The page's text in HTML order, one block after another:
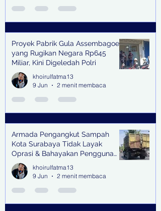
Proyek Pabrik Gula Assembagoes
yang Rugikan Negara Rp645
Miliar, Kini Digeledah Polri
khoirulfatma13
9 Jun
2 menit membaca
Armada Pengangkut Sampah
Kota Surabaya Tidak Layak
Oprasi & Bahayakan Pengguna
Jalan
khoirulfatma13
9 Jun
2 menit membaca